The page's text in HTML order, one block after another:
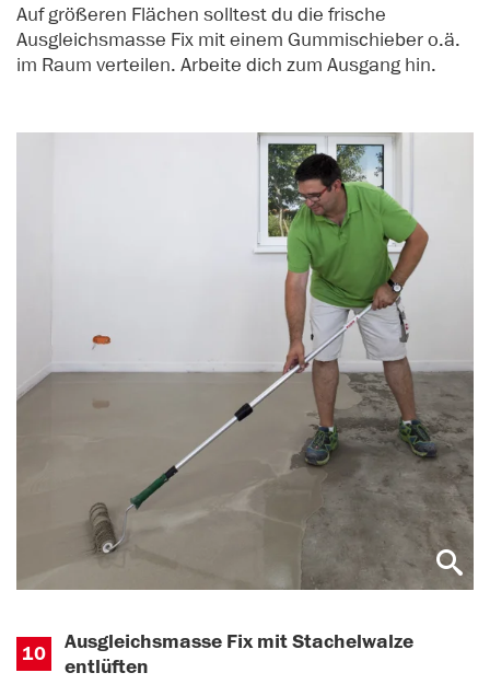
Auf größeren Flächen solltest du die frische
Ausgleichsmasse Fix mit einem Gummischieber o.ä.
im Raum verteilen. Arbeite dich zum Ausgang hin.
10
Ausgleichsmasse Fix mit Stachelwalze
entlüften